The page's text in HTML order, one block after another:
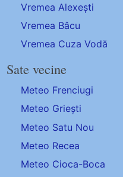
Vremea Alexești
Vremea Bâcu
Vremea Cuza Vodă
Sate vecine
Meteo Frenciugi
Meteo Griești
Meteo Satu Nou
Meteo Recea
Meteo Cioca-Boca